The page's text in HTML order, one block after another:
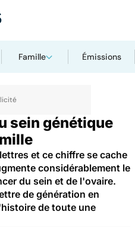
Famille Émissions
sein génétique
et ce chiffre se cache
considérablement le
du sein et de l'ovaire.
de génération en
de toute une